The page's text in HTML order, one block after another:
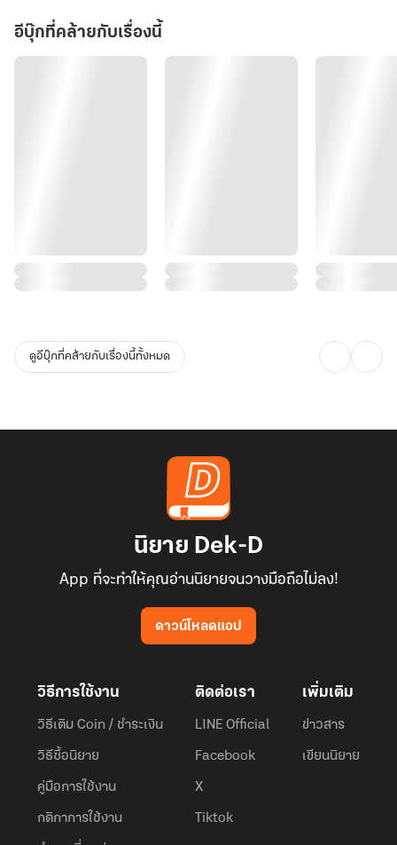
อีบุ๊กที่คล้ายกับเรื่องนี้
ดูอีบุ๊กที่คล้ายกับเรื่องนี้ทั้งหมด
นิยาย Dek-D
App ที่จะทำให้คุณอ่านนิยายจนวางมือถือไม่ลง!
ดาวน์โหลดแอป
วิธีการใช้งาน
วิธีเติม Coin / ชำระเงิน
วิธีซื้อนิยาย
คู่มือการใช้งาน
กติกาการใช้งาน
ติดต่อเรา
LINE Official
Facebook
X
Tiktok
เพิ่มเติม
ข่าวสาร
เขียนนิยาย